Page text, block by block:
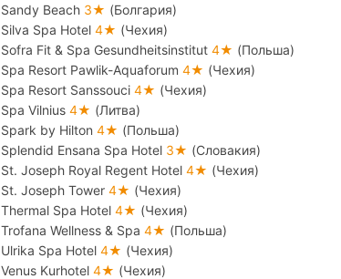
Sandy Beach 3★ (Болгария)
Silva Spa Hotel4★ (Чехия)
Sofra Fit & Spa Gesundheitsinstitut4★ (Польша)
Spa Resort Pawlik-Aquaforum4★ (Чехия)
Spa Resort Sanssouci4★ (Чехия)
Spa Vilnius4★ (Литва)
Spark by Hilton4★ (Польша)
Splendid Ensana Spa Hotel 3★ (Словакия)
St. Joseph Royal Regent Hotel4★ (Чехия)
St. Joseph Tower4★ (Чехия)
Thermal Spa Hotel4★ (Чехия)
Trofana Wellness & Spa4★ (Польша)
Ulrika Spa Hotel4★ (Чехия)
Venus Kurhotel4★ (Чехия)